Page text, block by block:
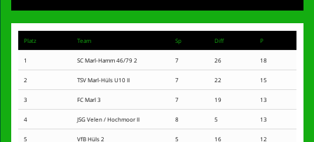
Platz Team Sp Diff P
1 SC Marl-Hamm 46/79 2 7 26 18
2 TSV Marl-Hüls U10 II 7 22 15
3 FC Marl 3 7 19 13
4 JSG Velen / Hochmoor II 8 5 13
5 VfB Hüls 2 5 16 12